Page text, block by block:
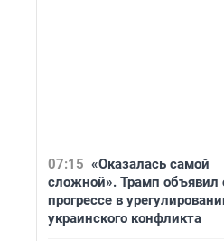
07:15 «Оказалась самой
сложной». Трамп объявил
прогрессе в
украинского конфликта